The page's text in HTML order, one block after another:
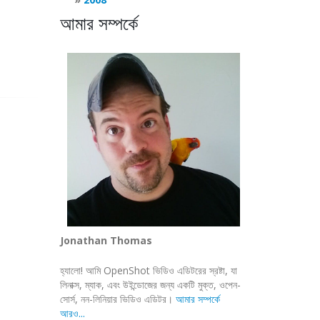
আমার সম্পর্কে
Jonathan Thomas
হ্যালো! আমি OpenShot ভিডিও এডিটরের স্রষ্টা, যা
লিনাক্স, ম্যাক, এবং উইন্ডোজের জন্য একটি মুক্ত, ওপেন-
সোর্স, নন-লিনিয়ার ভিডিও এডিটর। আমার সম্পর্কে
আরও...